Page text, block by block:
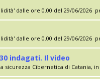
dalle ore 0.00 del 29/06/2026
dalle ore 0.00 del 29/06/2026
indagati. Il video
Cibernetica di Catania, in